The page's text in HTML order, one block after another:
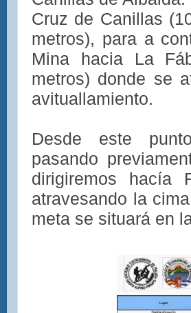
Cruz de Canillas
metros), para a
Mina hacia La
metros) donde se
avituallamiento.
Desde este
pasando
dirigiremos hacía
atravesando la
meta se situará en